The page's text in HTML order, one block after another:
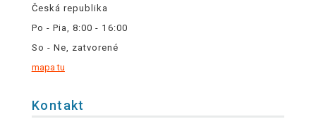
Česká republika
Po - Pia, 8:00 - 16:00
So - Ne, zatvorené
mapa tu
Kontakt